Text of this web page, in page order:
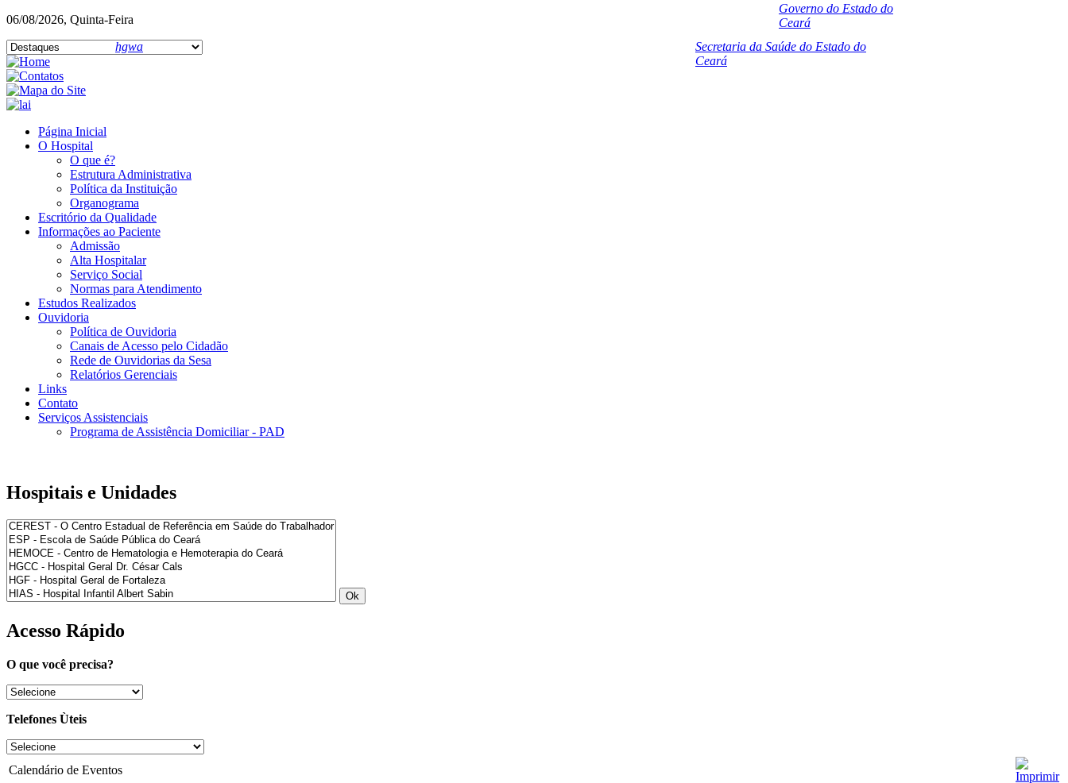
06/08/2026, Quinta-Feira
hgwa
Secretaria da Saúde do Estado do
Ceará
Governo do Estado do
Ceará
Página Inicial
O Hospital
O que é?
Estrutura Administrativa
Política da Instituição
Organograma
Escritório da Qualidade
Informações ao Paciente
Admissão
Alta Hospitalar
Serviço Social
Normas para Atendimento
Estudos Realizados
Ouvidoria
Política de Ouvidoria
Canais de Acesso pelo Cidadão
Rede de Ouvidorias da Sesa
Relatórios Gerenciais
Links
Contato
Serviços Assistenciais
Programa de Assistência Domiciliar - PAD
Hospitais e Unidades
Acesso Rápido
O que você precisa?
Telefones Ùteis
Calendário de Eventos